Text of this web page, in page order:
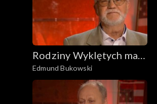
Rodziny Wyklętych mają
głos
Edmund Bukowski